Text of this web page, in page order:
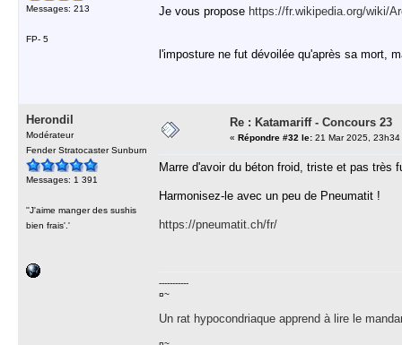
Messages: 213
FP- 5
Je vous propose https://fr.wikipedia.org/wiki/
l'imposture ne fut dévoilée qu'après sa mort,
Herondil
Modérateur
Fender Stratocaster Sunburn
Messages: 1 391
''J'aime manger des sushis
bien frais'.'
Re : Katamariff - Concours 23
« Répondre #32 le: 21 Mar 2025, 23h34
Marre d'avoir du béton froid, triste et pas très
Harmonisez-le avec un peu de Pneumatit !
https://pneumatit.ch/fr/
-----------
¤~
Un rat hypocondriaque apprend à lire le